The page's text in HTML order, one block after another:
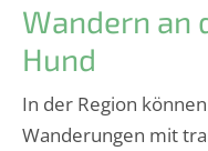
Wandern an
Hund
In der Region
Wanderungen mit